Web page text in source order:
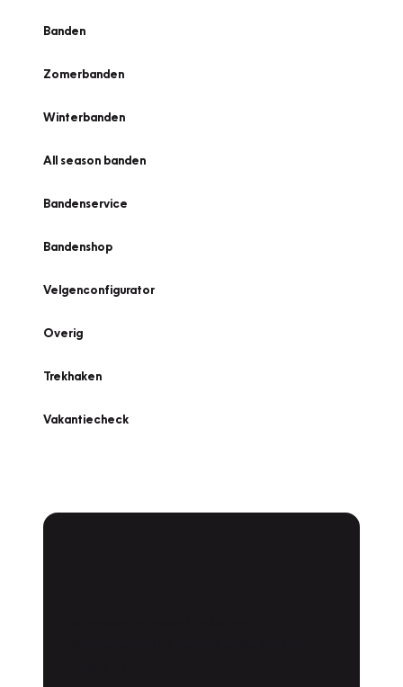
Banden
Zomerbanden
Winterbanden
All season banden
Bandenservice
Bandenshop
Velgenconfigurator
Overig
Trekhaken
Vakantiecheck